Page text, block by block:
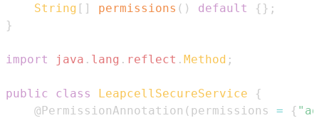
String [ ] permissions ( ) default { } ;
}
import java . lang . reflect . Method ;
public class LeapcellSecureService
{
@PermissionAnnotation ( permissions = {